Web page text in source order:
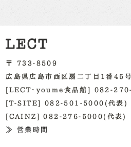
〒 733-8509
広島県広島市西区扇二丁目1番45号
[LECT・youme食品館] 082-
[T-SITE] 082-501-5000(代表
[CAINZ] 082-276-5000(代表)
≫ 営業時間